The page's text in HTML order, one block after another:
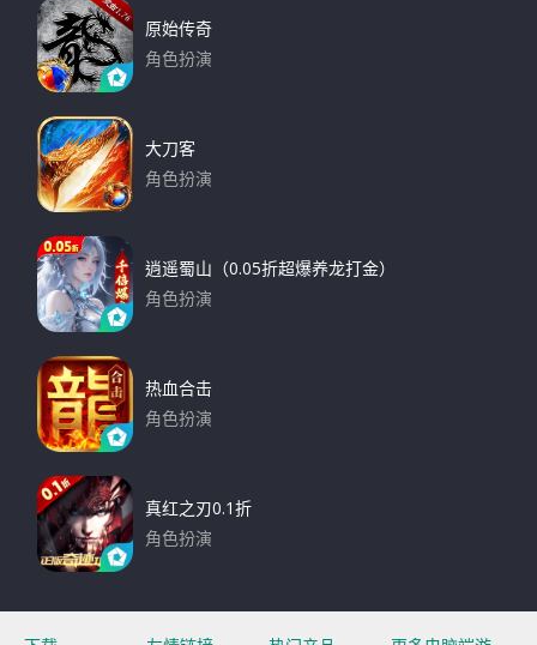
原始传奇
角色扮演
大刀客
角色扮演
逍遥蜀山（0.05折超爆养龙打金）
角色扮演
热血合击
角色扮演
真红之刃0.1折
角色扮演